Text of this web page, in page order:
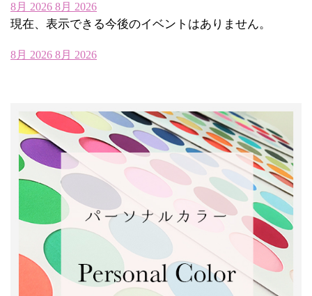
8月 2026 8月 2026
現在、表示できる今後のイベントはありません。
8月 2026 8月 2026